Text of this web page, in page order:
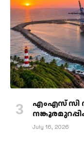
എംഎസ് സി
July 16, 2026